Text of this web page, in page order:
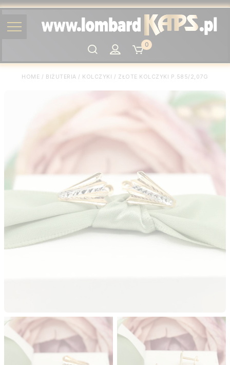
Szukaj
0
HOME / BIŻUTERIA / KOLCZYKI / ZŁOTE KOLCZYKI P.585/2,07G